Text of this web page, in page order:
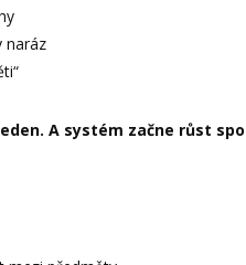
naráz
A systém začne růst